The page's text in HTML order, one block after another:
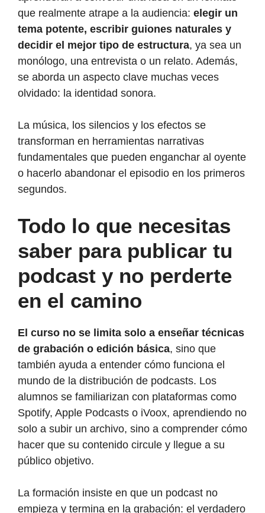
que realmente atrape a la audiencia: elegir un
tema potente, escribir guiones naturales y
decidir el mejor tipo de estructura, ya sea un
monólogo, una entrevista o un relato. Además,
se aborda un aspecto clave muchas veces
olvidado: la identidad sonora.
La música, los silencios y los efectos se
transforman en herramientas narrativas
fundamentales que pueden enganchar al oyente
o hacerlo abandonar el episodio en los primeros
segundos.
Todo lo que necesitas
saber para publicar tu
podcast y no perderte
en el camino
El curso no se limita solo a enseñar técnicas
de grabación o edición básica, sino que
también ayuda a entender cómo funciona el
mundo de la distribución de podcasts. Los
alumnos se familiarizan con plataformas como
Spotify, Apple Podcasts o iVoox, aprendiendo no
solo a subir un archivo, sino a comprender cómo
hacer que su contenido circule y llegue a su
público objetivo.
La formación insiste en que un podcast no
empieza y termina en la grabación: el verdadero